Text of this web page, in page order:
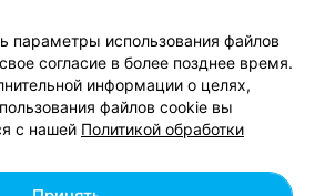
в м-р Вулька-Подгородская в
м-р Граевка в Бресте
параметры использования файлов
согласие в более позднее время.
информации о целях,
файлов cookie вы
с нашей Политикой обработки